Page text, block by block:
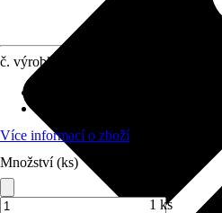
č. výrobku
Více informací o zboží
Množství (ks)
1 ks